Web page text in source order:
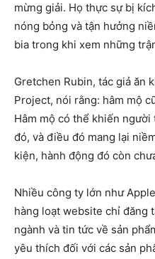
mừng giải. Họ thực sự bị
nóng bỏng và tận hưởng
bia trong khi xem những
Gretchen Rubin, tác giả ăn
Project, nói rằng: hâm mộ
Hâm mộ có thể khiến
đó, và điều đó mang lại
kiện, hành động đó còn
Nhiều công ty lớn như
hàng loạt website chỉ đăng
ngành và tin tức về sản
yêu thích đối với các sản